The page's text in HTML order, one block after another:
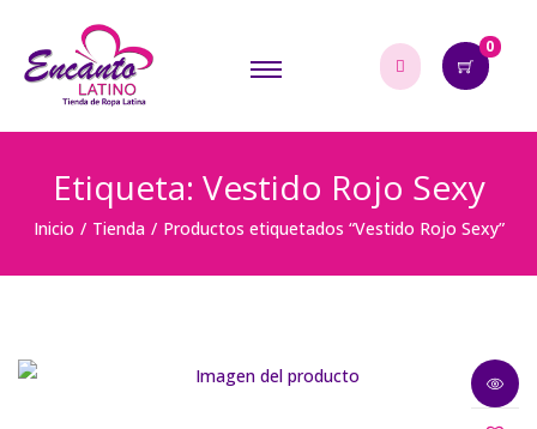
0
Etiqueta: Vestido Rojo Sexy
Inicio / Tienda / Productos etiquetados “Vestido Rojo Sexy”